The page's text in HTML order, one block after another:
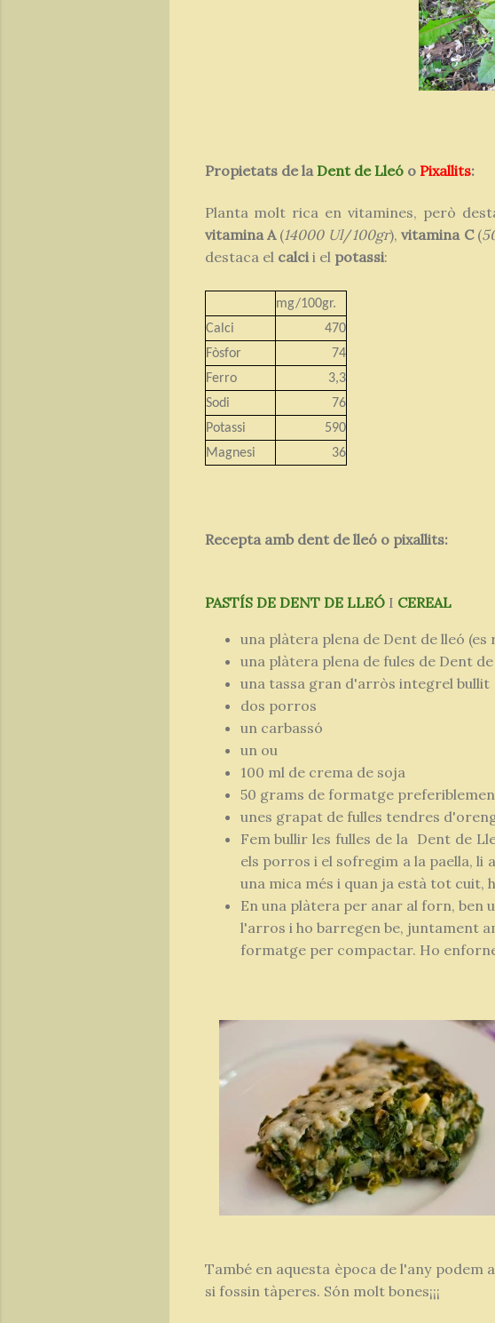
Propietats de la Dent de Lleó o Pixallits:
Planta molt rica en vitamines, però
vitamina A(14000 Ul/100gr),vitamina C(
destaca el calci i el potassi:
mg/100gr.
Calci
470
Fòsfor
74
Ferro
3,3
Sodi
76
Potassi
590
Magnesi
36
Recepta amb dent de lleó o pixallits:
PASTÍS DE DENT DE LLEÓI CEREAL
una plàtera plena de Dent de lleó
una plàtera plena de fules de Dent
una tassa gran d'arròs integrel bullit
dos porros
un carbassó
un ou
100 ml de crema de soja
50 grams de formatge
unes grapat de fulles tendres
Fem bullir les fulles de la Dent de
els porros i el sofregim a la paella, li
una mica més i quan ja està tot cuit,
En una plàtera per anar al forn, ben
l'arros i ho barregen be, juntament
formatge per compactar. Ho
També en aquesta època de l'any
si fossin tàperes. Són molt bones¡¡¡